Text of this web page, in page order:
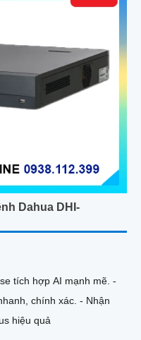
Dahua DHI-
tích hợp AI mạnh mẽ. -
chính xác. - Nhận
hiệu quả